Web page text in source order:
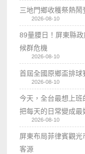
三地門鄉收穫祭熱
2026-08-10
89量腰日！屏東縣
候群危機
2026-08-10
首屆全國原鄉盃排
2026-08-10
今天，全台最想上
把每天的日常變成最
2026-08-10
屏東布局菲律賓觀
客源